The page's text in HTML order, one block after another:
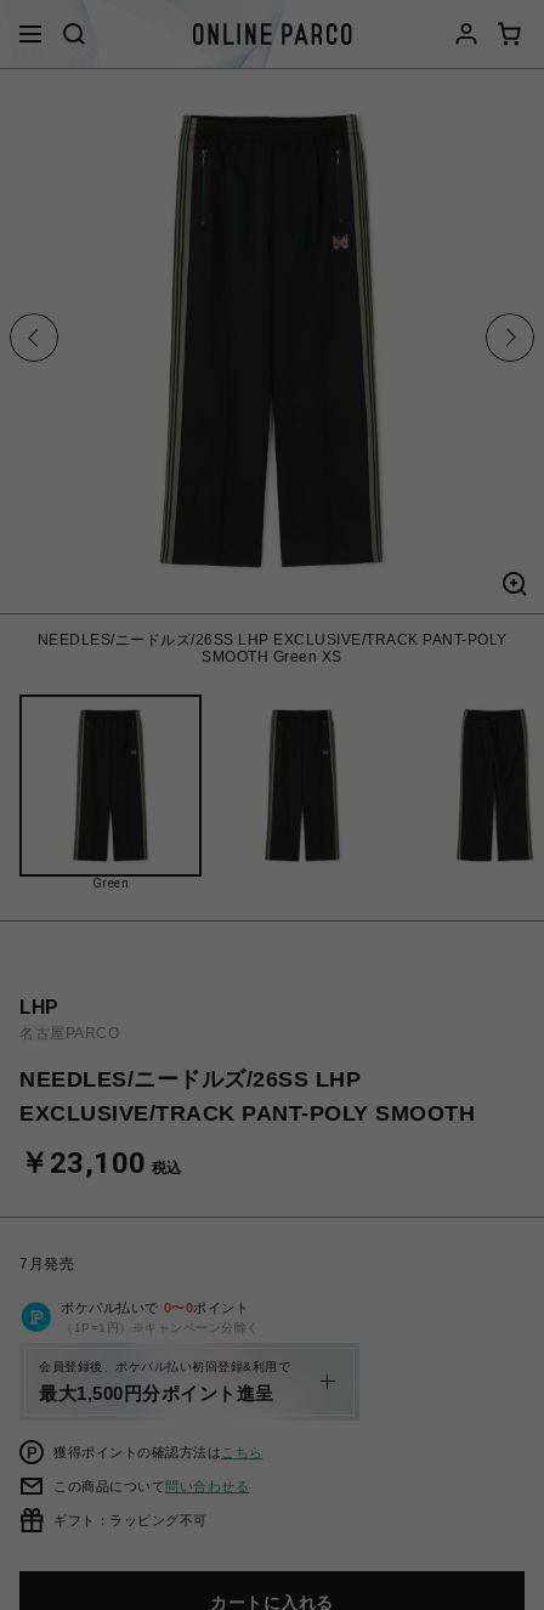
NEEDLES/ニードルズ/26SS LHP EXCLUSIVE/TRACK PANT-POLY
SMOOTH Green XS
Green
LHP
名古屋PARCO
NEEDLES/ニードルズ/26SS LHP
EXCLUSIVE/TRACK PANT-POLY SMOOTH
￥23,100 税込
7月発売
ポケパル払いで 0〜0ポイント
（1P=1円）※キャンペーン分除く
会員登録後、ポケパル払い初回登録&利用で
最大1,500円分ポイント進呈
獲得ポイントの確認方法は こちら
この商品について問い合わせる
ギフト：ラッピング不可
カートに入れる